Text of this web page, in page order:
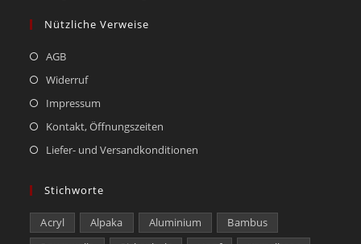
Nützliche Verweise
AGB
Widerruf
Impressum
Kontakt, Öffnungszeiten
Liefer- und Versandkonditionen
Stichworte
Acryl Alpaka Aluminium
Bambus